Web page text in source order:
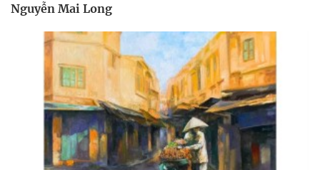
Nguyễn Mai Long